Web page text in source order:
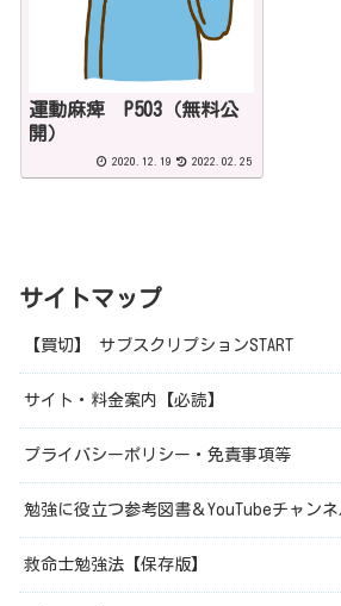
運動麻痺 P503（無料公
開）
2020.12.19 2022.02.25
サイトマップ
【買切】 サブスクリプションSTART
サイト・料金案内【必読】
プライバシーポリシー・免責事項等
勉強に役立つ参考図書＆YouTubeチャン
救命士勉強法【保存版】